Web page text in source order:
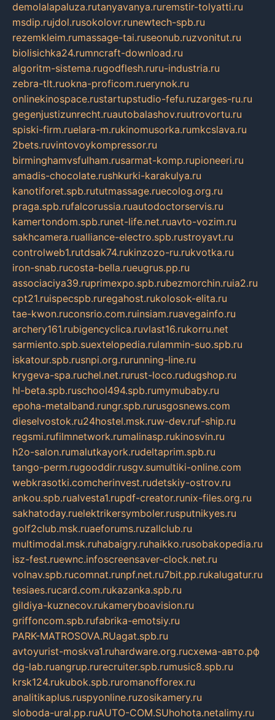
demolalapaluza.rutanyavanya.ruremstir-tolyatti.ru
msdip.rujdol.rusokolovr.runewtech-spb.ru
rezemkleim.rumassage-tai.ruseonub.ruzvonitut.ru
biolisichka24.rumncraft-download.ru
algoritm-sistema.rugodflesh.ruru-industria.ru
zebra-tlt.ruokna-proficom.ruerynok.ru
onlinekinospace.rustartupstudio-fefu.ruzarges-ru.ru
gegenjustizunrecht.ruautobalashov.ruutrovortu.ru
spiski-firm.ruelara-m.rukinomusorka.rumkcslava.ru
2bets.ruvintovoykompressor.ru
birminghamvsfulham.rusarmat-komp.rupioneeri.ru
amadis-chocolate.rushkurki-karakulya.ru
kanotiforet.spb.rututmassage.ruecolog.org.ru
praga.spb.rufalcorussia.ruautodoctorservis.ru
kamertondom.spb.runet-life.net.ruavto-vozim.ru
sakhcamera.rualliance-electro.spb.rustroyavt.ru
controlweb1.rutdsak74.rukinzozo-ru.rukvotka.ru
iron-snab.rucosta-bella.rueugrus.pp.ru
associaciya39.ruprimexpo.spb.rubezmorchin.ruia2.ru
cpt21.ruispecspb.ruregahost.rukolosok-elita.ru
tae-kwon.ruconsrio.com.ruinsiam.ruavegainfo.ru
archery161.rubigencyclica.ruvlast16.rukorru.net
sarmiento.spb.suextelopedia.rulammin-suo.spb.ru
iskatour.spb.rusnpi.org.rurunning-line.ru
krygeva-spa.ruchel.net.rurust-loco.rudugshop.ru
hl-beta.spb.ruschool494.spb.rumymubaby.ru
epoha-metalband.rungr.spb.rurusgosnews.com
dieselvostok.ru24hostel.msk.ruw-dev.ruf-ship.ru
regsmi.rufilmnetwork.rumalinasp.rukinosvin.ru
h2o-salon.rumalutkayork.rudeltaprim.spb.ru
tango-perm.rugooddir.rusgv.sumultiki-online.com
webkrasotki.comcherinvest.rudetskiy-ostrov.ru
ankou.spb.rualvesta1.rupdf-creator.runix-files.org.ru
sakhatoday.ruelektrikersymboler.rusputnikyes.ru
golf2club.msk.ruaeforums.ruzallclub.ru
multimodal.msk.ruhabaigry.ruhaikko.rusobakopedia.ru
isz-fest.ruewnc.infoscreensaver-clock.net.ru
volnav.spb.rucomnat.runpf.net.ru7bit.pp.rukalugatur.ru
tesiaes.rucard.com.rukazanka.spb.ru
gildiya-kuznecov.rukameryboavision.ru
griffoncom.spb.rufabrika-emotsiy.ru
PARK-MATROSOVA.RUagat.spb.ru
avtoyurist-moskva1.ruhardware.org.ruсхема-авто.рф
dg-lab.ruangrup.rurecruiter.spb.rumusic8.spb.ru
krsk124.rukubok.spb.ruromanofforex.ru
analitikaplus.ruspyonline.ruzosikamery.ru
sloboda-ural.pp.ruAUTO-COM.SUhohota.netalimy.ru